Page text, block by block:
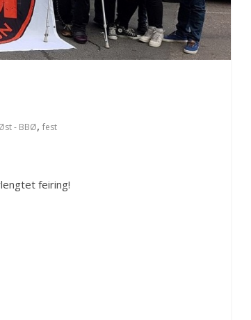
- BBØ, fest
feiring!